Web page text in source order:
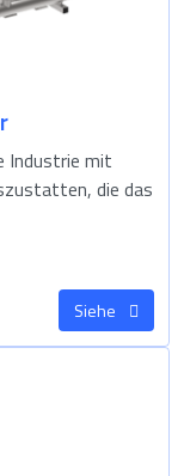
Industrie mit
die das
Siehe